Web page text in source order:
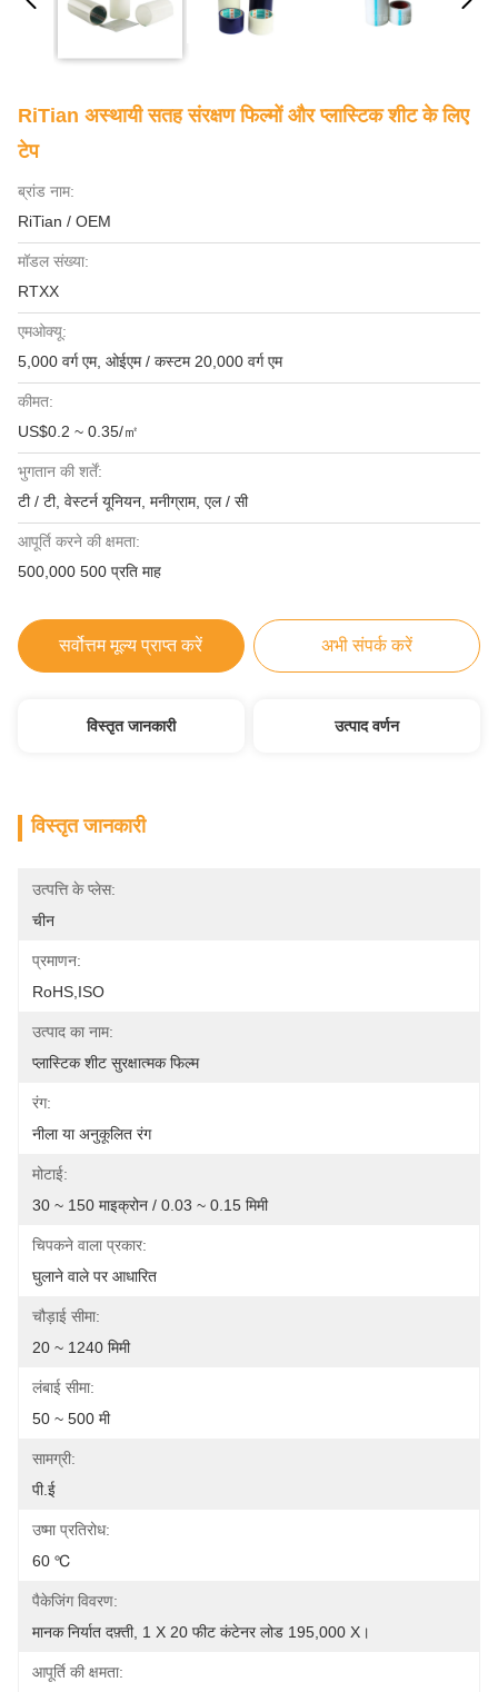
RiTian अस्थायी सतह संरक्षण फिल्मों और प्लास्टिक शीट के लिए
टेप
ब्रांड नाम:
RiTian / OEM
मॉडल संख्या:
RTXX
एमओक्यू:
5,000 वर्ग एम, ओईएम / कस्टम 20,000 वर्ग एम
कीमत:
US$0.2 ~ 0.35/㎡
भुगतान की शर्तें:
टी / टी, वेस्टर्न यूनियन, मनीग्राम, एल / सी
आपूर्ति करने की क्षमता:
500,000 500 प्रति माह
सर्वोत्तम मूल्य प्राप्त करें अभी संपर्क करें
विस्तृत जानकारी उत्पाद वर्णन
विस्तृत जानकारी
उत्पत्ति के प्लेस:
चीन
प्रमाणन:
RoHS,ISO
उत्पाद का नाम:
प्लास्टिक शीट सुरक्षात्मक फिल्म
रंग:
नीला या अनुकूलित रंग
मोटाई:
30 ~ 150 माइक्रोन / 0.03 ~ 0.15 मिमी
चिपकने वाला प्रकार:
घुलाने वाले पर आधारित
चौड़ाई सीमा:
20 ~ 1240 मिमी
लंबाई सीमा:
50 ~ 500 मी
सामग्री:
पी.ई
उष्मा प्रतिरोध:
60 ℃
पैकेजिंग विवरण:
मानक निर्यात दफ़्ती, 1 X 20 फीट कंटेनर लोड 195,000 X।
आपूर्ति की क्षमता: